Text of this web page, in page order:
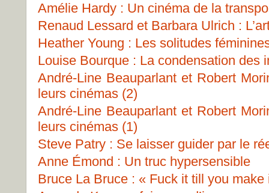
Amélie Hardy : Un cinéma de la
Renaud Lessard et Barbara Ulrich :
Heather Young : Les solitudes
Louise Bourque : La condensation des
André-Line Beauparlant et Robert
leurs cinémas (2)
André-Line Beauparlant et Robert
leurs cinémas (1)
Steve Patry : Se laisser guider par le
Anne Émond : Un truc hypersensible
Bruce La Bruce : « Fuck it till you make